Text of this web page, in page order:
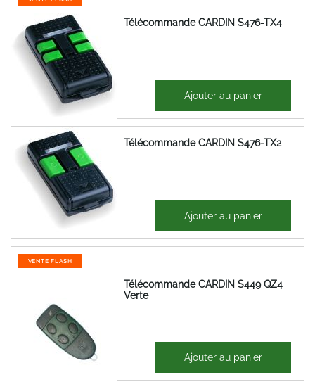
Télécommande CARDIN S476-TX4
24,03 € Ajouter au panier
Télécommande CARDIN S476-TX2
34,98 €
Ajouter au panier
VENTE FLASH
Télécommande CARDIN S449 QZ4
Verte
Ajouter au panier